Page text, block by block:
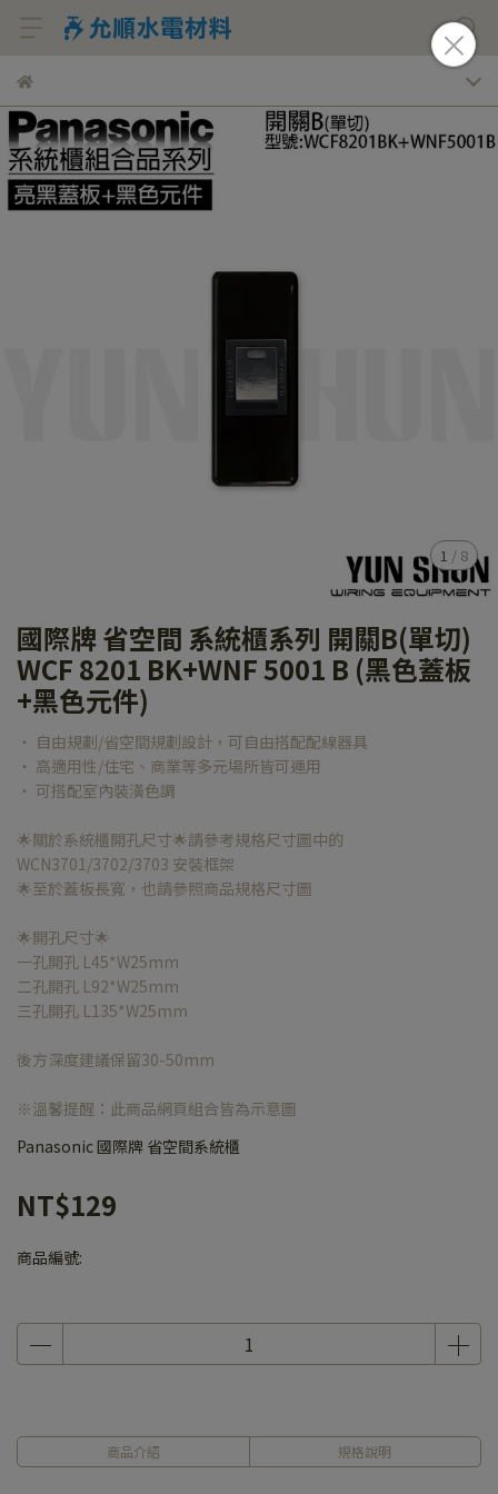
1 / 8
國際牌 省空間 系統櫃系列 開關B(單切)
WCF 8201 BK+WNF 5001 B (黑色蓋板
+黑色元件)
‧ 自由規劃/省空間規劃設計，可自由搭配配線器具
‧ 高適用性/住宅、商業等多元場所皆可運用
‧ 可搭配室內裝潢色調
🌟關於系統櫃開孔尺寸🌟請參考規格尺寸圖中的
WCN3701/3702/3703 安裝框架
🌟至於蓋板長寬，也請參照商品規格尺寸圖
🌟開孔尺寸🌟
一孔開孔 L45*W25mm
二孔開孔 L92*W25mm
三孔開孔 L135*W25mm
後方深度建議保留30-50mm
※溫馨提醒：此商品網頁組合皆為示意圖
Panasonic 國際牌 省空間系統櫃
NT$129
商品編號:
商品介紹 規格說明